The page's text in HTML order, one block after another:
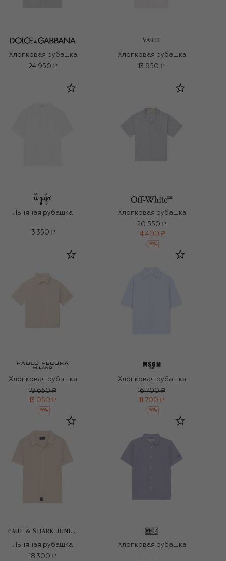
Хлопковая рубашка
24 950 ₽
VARCI
Хлопковая рубашка
13 950 ₽
Льняная рубашка
13 350 ₽
Хлопковая рубашка
20 550 ₽
14 400 ₽
-30%
Хлопковая рубашка
18 650 ₽
13 050 ₽
-30%
Хлопковая рубашка
16 700 ₽
11 700 ₽
-30%
PAUL & SHARK JUNIOR
Льняная рубашка
18 300 ₽
Хлопковая рубашка